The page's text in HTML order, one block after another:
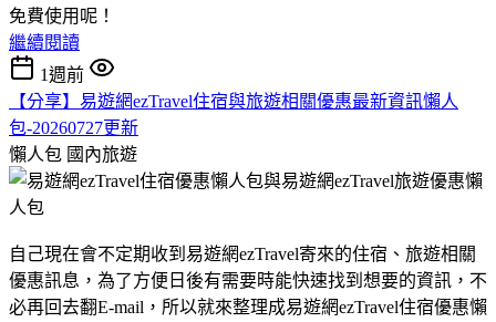
免費使用呢！
繼續閱讀
1週前
【分享】易遊網ezTravel住宿與旅遊相關優惠最新資訊懶人
包-20260727更新
懶人包 國內旅遊
自己現在會不定期收到易遊網ezTravel寄來的住宿、旅遊相關
優惠訊息，為了方便日後有需要時能快速找到想要的資訊，不
必再回去翻E-mail，所以就來整理成易遊網ezTravel住宿優惠懶